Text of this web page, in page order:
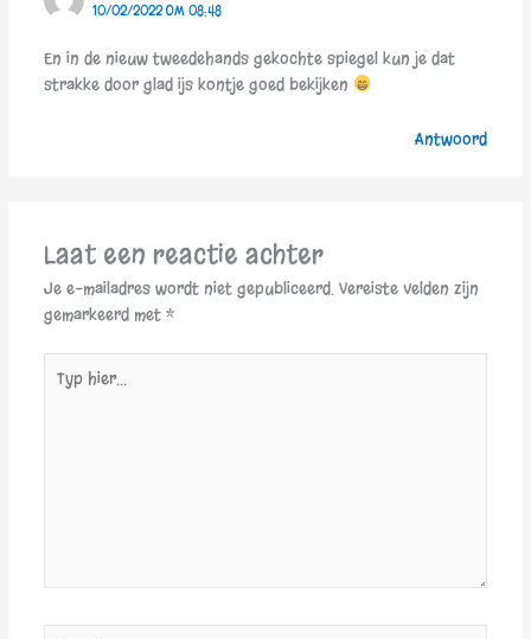
10/02/2022 OM 08:48
En in de nieuw tweedehands gekochte spiegel kun je dat
strakke door glad ijs kontje goed bekijken
Antwoord
Laat een reactie achter
Je e-mailadres wordt niet gepubliceerd. Vereiste velden zijn
gemarkeerd met *
hier...